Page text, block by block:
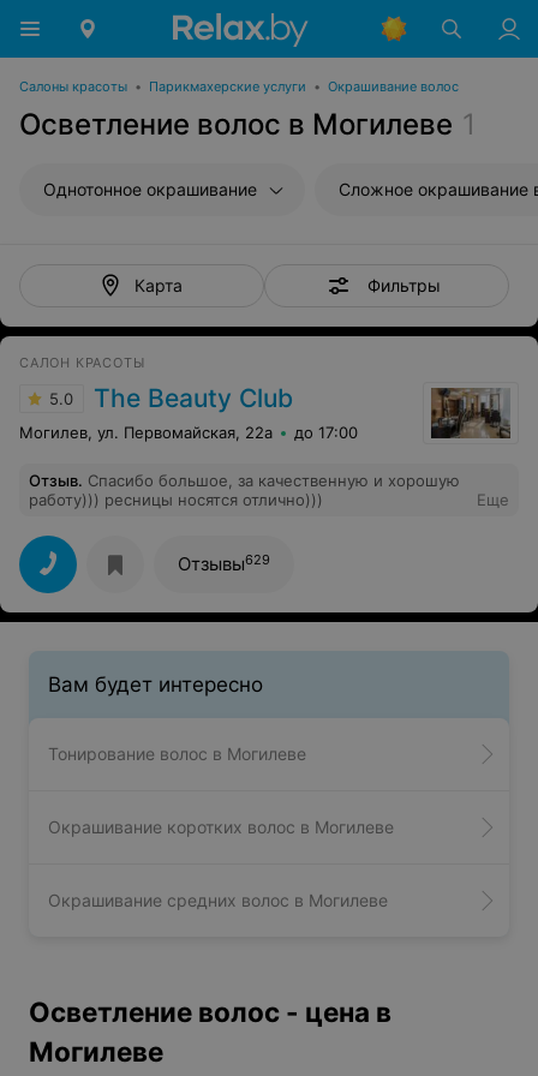
Салоны красоты • Парикмахерские услуги • Окрашивание волос
Осветление волос в Могилеве 1
Однотонное окрашивание Сложное окрашивание
Карта Фильтры
САЛОН КРАСОТЫ
5.0 The Beauty Club
Могилев, ул. Первомайская, 22а до 17:00
Отзыв. Спасибо большое, за качественную и хорошую
работу))) ресницы носятся отлично)))
Еще
Отзывы629
Вам будет интересно
Тонирование волос в Могилеве
Окрашивание коротких волос в Могилеве
Окрашивание средних волос в Могилеве
Осветление волос - цена в
Могилеве